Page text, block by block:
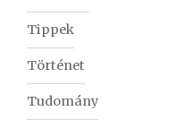
Tippek
Történet
Tudomány